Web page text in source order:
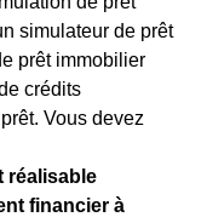
simulateur de prêt
prêt immobilier
crédits
Vous devez
réalisable
financier à